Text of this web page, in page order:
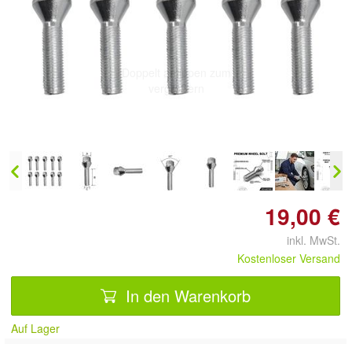
Doppelt antippen zum
vergrößern
19,00 €
inkl. MwSt.
Kostenloser Versand
In den Warenkorb
Auf Lager